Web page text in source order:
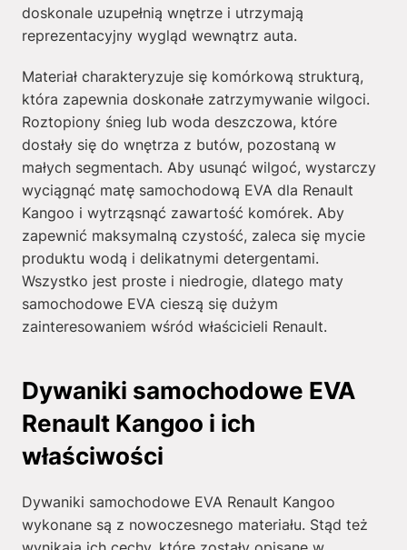
doskonale uzupełnią wnętrze i utrzymają
reprezentacyjny wygląd wewnątrz auta.
Materiał charakteryzuje się komórkową strukturą,
która zapewnia doskonałe zatrzymywanie wilgoci.
Roztopiony śnieg lub woda deszczowa, które
dostały się do wnętrza z butów, pozostaną w
małych segmentach. Aby usunąć wilgoć, wystarczy
wyciągnąć matę samochodową EVA dla Renault
Kangoo i wytrząsnąć zawartość komórek. Aby
zapewnić maksymalną czystość, zaleca się mycie
produktu wodą i delikatnymi detergentami.
Wszystko jest proste i niedrogie, dlatego maty
samochodowe EVA cieszą się dużym
zainteresowaniem wśród właścicieli Renault.
Dywaniki samochodowe EVA
Renault Kangoo i ich
właściwości
Dywaniki samochodowe EVA Renault Kangoo
wykonane są z nowoczesnego materiału. Stąd też